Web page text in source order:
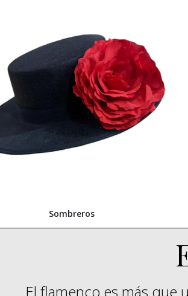
Sombreros
El flamenco es más que